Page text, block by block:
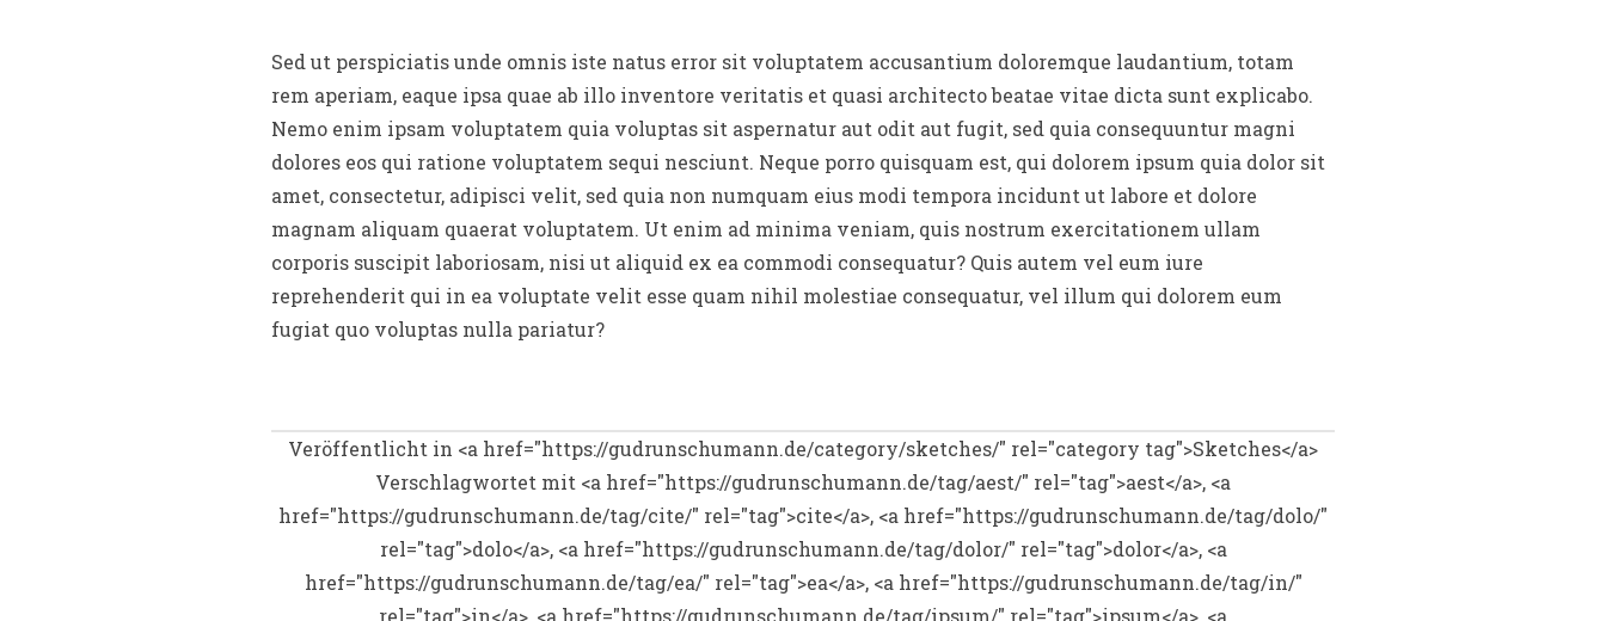
Sed ut perspiciatis unde omnis iste natus error sit voluptatem accusantium doloremque laudantium, totam
rem aperiam, eaque ipsa quae ab illo inventore veritatis et quasi architecto beatae vitae dicta sunt explicabo.
Nemo enim ipsam voluptatem quia voluptas sit aspernatur aut odit aut fugit, sed quia consequuntur magni
dolores eos qui ratione voluptatem sequi nesciunt. Neque porro quisquam est, qui dolorem ipsum quia dolor sit
amet, consectetur, adipisci velit, sed quia non numquam eius modi tempora incidunt ut labore et dolore
magnam aliquam quaerat voluptatem. Ut enim ad minima veniam, quis nostrum exercitationem ullam
corporis suscipit laboriosam, nisi ut aliquid ex ea commodi consequatur? Quis autem vel eum iure
reprehenderit qui in ea voluptate velit esse quam nihil molestiae consequatur, vel illum qui dolorem eum
fugiat quo voluptas nulla pariatur?
Veröffentlicht in <a href="https://gudrunschumann.de/category/sketches/" rel="category tag">Sketches</a>
Verschlagwortet mit <a href="https://gudrunschumann.de/tag/aest/" rel="tag">aest</a>, <a
href="https://gudrunschumann.de/tag/cite/" rel="tag">cite</a>, <a href="https://gudrunschumann.de/tag/dolo/"
rel="tag">dolo</a>, <a href="https://gudrunschumann.de/tag/dolor/" rel="tag">dolor</a>, <a
href="https://gudrunschumann.de/tag/ea/" rel="tag">ea</a>, <a href="https://gudrunschumann.de/tag/in/"
rel="tag">in</a>, <a href="https://gudrunschumann.de/tag/ipsum/" rel="tag">ipsum</a>, <a